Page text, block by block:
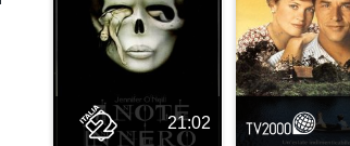
21:02